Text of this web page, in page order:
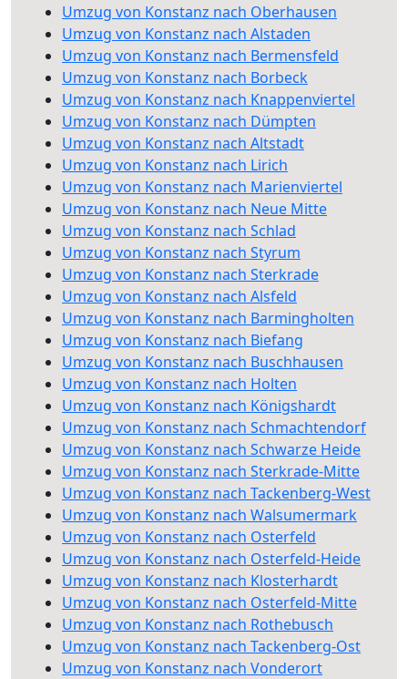
Umzug von Konstanz nach Oberhausen
Umzug von Konstanz nach Alstaden
Umzug von Konstanz nach Bermensfeld
Umzug von Konstanz nach Borbeck
Umzug von Konstanz nach Knappenviertel
Umzug von Konstanz nach Dümpten
Umzug von Konstanz nach Altstadt
Umzug von Konstanz nach Lirich
Umzug von Konstanz nach Marienviertel
Umzug von Konstanz nach Neue Mitte
Umzug von Konstanz nach Schlad
Umzug von Konstanz nach Styrum
Umzug von Konstanz nach Sterkrade
Umzug von Konstanz nach Alsfeld
Umzug von Konstanz nach Barmingholten
Umzug von Konstanz nach Biefang
Umzug von Konstanz nach Buschhausen
Umzug von Konstanz nach Holten
Umzug von Konstanz nach Königshardt
Umzug von Konstanz nach Schmachtendorf
Umzug von Konstanz nach Schwarze Heide
Umzug von Konstanz nach Sterkrade-Mitte
Umzug von Konstanz nach Tackenberg-West
Umzug von Konstanz nach Walsumermark
Umzug von Konstanz nach Osterfeld
Umzug von Konstanz nach Osterfeld-Heide
Umzug von Konstanz nach Klosterhardt
Umzug von Konstanz nach Osterfeld-Mitte
Umzug von Konstanz nach Rothebusch
Umzug von Konstanz nach Tackenberg-Ost
Umzug von Konstanz nach Vonderort